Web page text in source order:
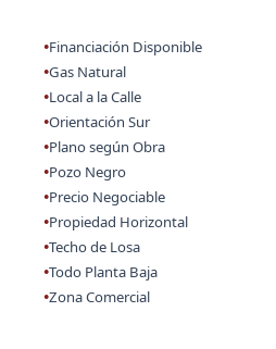
Financiación Disponible
Gas Natural
Local a la Calle
Orientación Sur
Plano según Obra
Pozo Negro
Precio Negociable
Propiedad Horizontal
Techo de Losa
Todo Planta Baja
Zona Comercial